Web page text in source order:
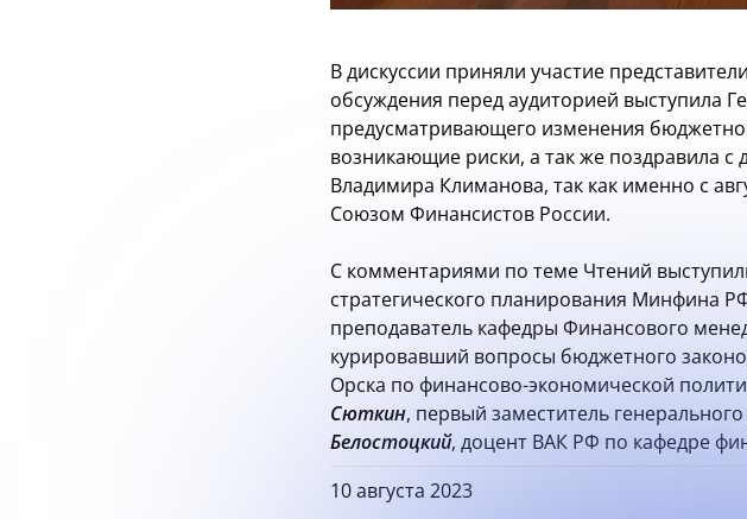
В дискуссии приняли участие
обсуждения перед аудиторией выступила
предусматривающего изменения
возникающие риски, а так же поздравила
Владимира Климанова, так как именно с
Союзом Финансистов России.
С комментариями по теме Чтений
стратегического планирования Минфина
преподаватель кафедры Финансового
курировавший вопросы бюджетного
Орска по финансово-экономической
Сюткин, первый заместитель
Белостоцкий, доцент ВАК РФ по кафедре
10 августа 2023